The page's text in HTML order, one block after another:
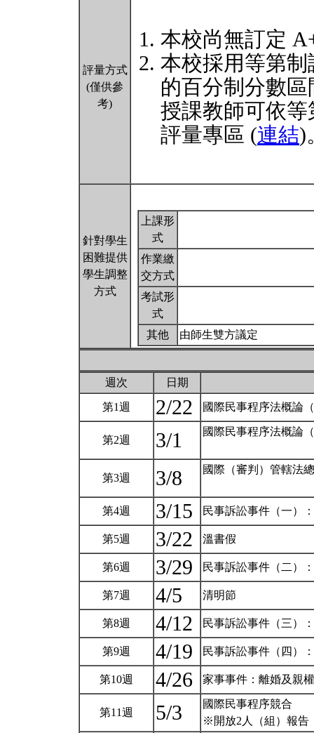
評量方式
(僅供參
考)
本校尚無訂定
本校採用等第
的百分制分數
授課教師可依
評量專區 (連結)
針對學生
困難提供
學生調整
方式
上課形
式
作業繳
交方式
考試形
式
其他
由師生雙方議定
週次 日期
第1週 2/22 國際民事程序法概論
第2週 3/1 國際民事程序法概論
第3週 3/8 國際（審判）管轄法
第4週 3/15 民事訴訟事件（一）
第5週 3/22 溫書假
第6週 3/29 民事訴訟事件（二）
第7週 4/5 清明節
第8週 4/12 民事訴訟事件（三）
第9週 4/19 民事訴訟事件（四）
第10週 4/26 家事事件：離婚及親
第11週 5/3
國際民事程序競合
※開放2人（組）報告